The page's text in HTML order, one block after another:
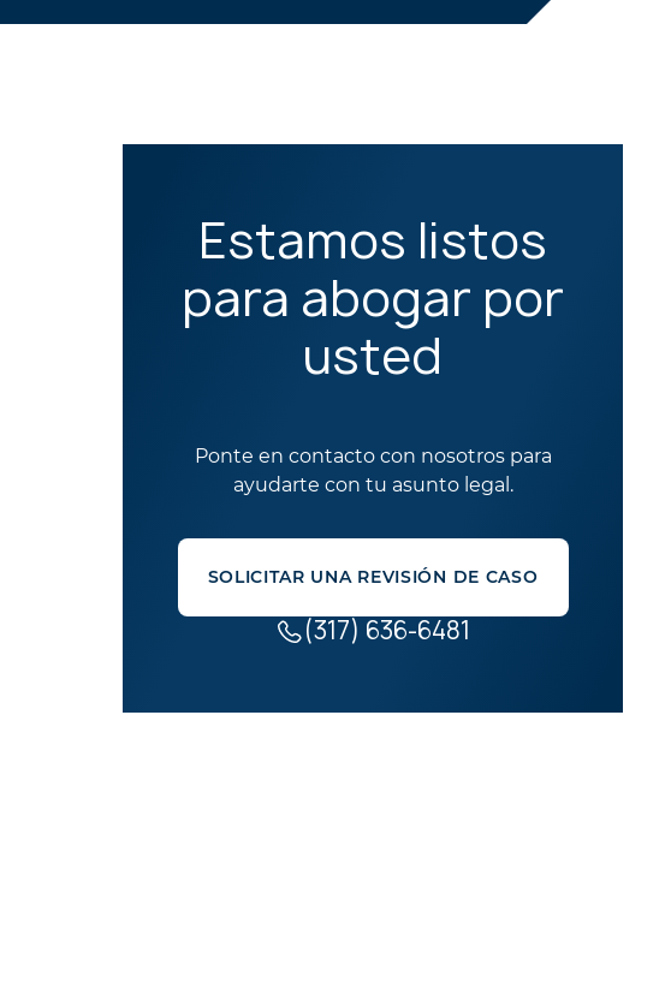
Estamos listos
para abogar por
usted
Ponte en contacto con nosotros para
ayudarte con tu asunto legal.
SOLICITAR UNA REVISIÓN DE CASO
(317) 636-6481